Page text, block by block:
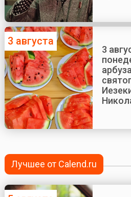
3 августа
3
Лучшее от Calend.ru